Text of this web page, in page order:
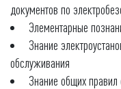
документов по
Элементарные
Знание
обслуживания
Знание общих